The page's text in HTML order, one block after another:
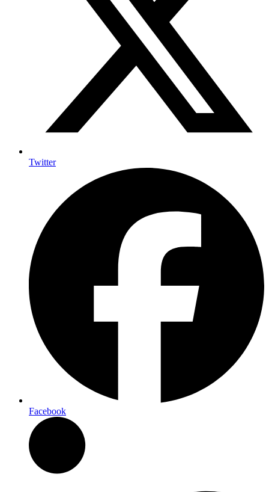
Twitter
Facebook